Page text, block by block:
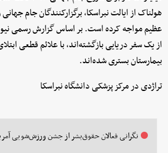
هولناک از ایالت نبراسکا، برگزارکنندگان جام
عظیم مواجه کرده است. بر اساس گزارش رسمی
از یک سفر دریایی بازگشته‌اند، با علائم قطعی
بیمارستان بستری شده‌اند.
تراژدی در مرکز پزشکی دانشگاه نبراسکا
نگرانی فعالان حقوق‌بشر از جشن ورزش‌شویی